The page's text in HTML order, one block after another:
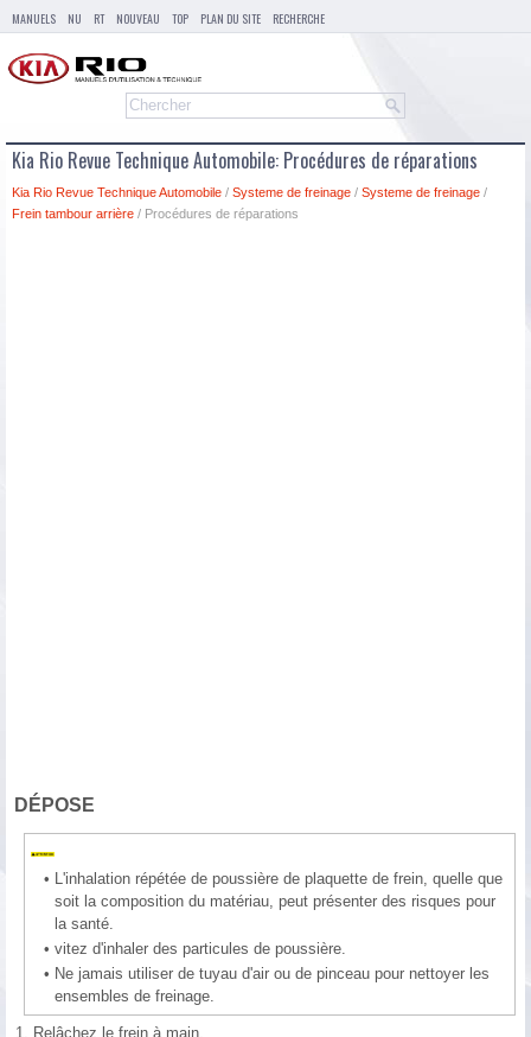
MANUELS NU RT NOUVEAU TOP PLAN DU SITE RECHERCHE
Kia Rio Revue Technique Automobile: Procédures de réparations
Kia Rio Revue Technique Automobile / Systeme de freinage / Systeme de freinage /
Frein tambour arrière / Procédures de réparations
DÉPOSE
• L'inhalation répétée de poussière de plaquette de frein, quelle que
soit la composition du matériau, peut présenter des risques pour
la santé.
• vitez d'inhaler des particules de poussière.
• Ne jamais utiliser de tuyau d'air ou de pinceau pour nettoyer les
ensembles de freinage.
1. Relâchez le frein à main.